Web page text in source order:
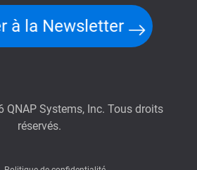
à la Newsletter
QNAP Systems, Inc. Tous droits
réservés.